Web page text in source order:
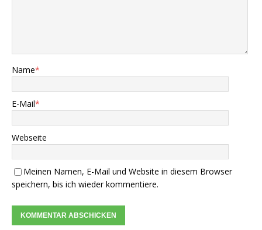
Name*
E-Mail*
Webseite
Meinen Namen, E-Mail und Website in diesem Browser
speichern, bis ich wieder kommentiere.